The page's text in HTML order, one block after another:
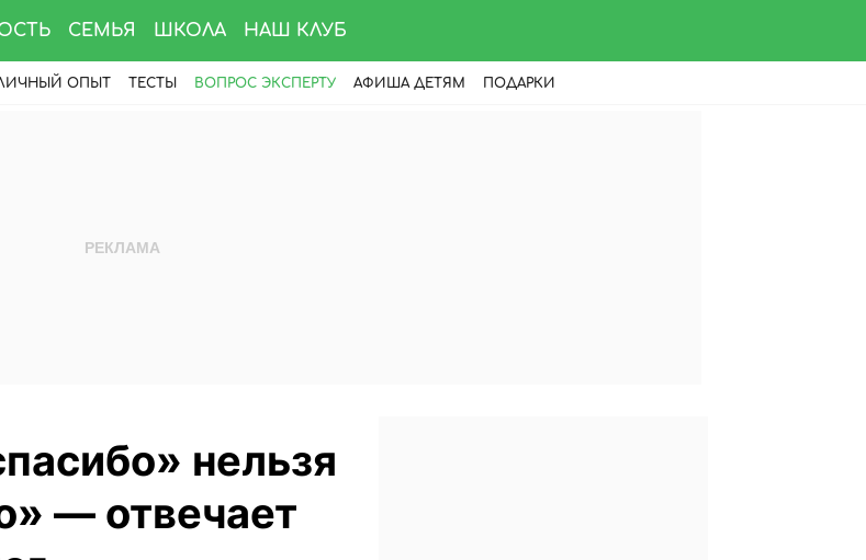
СЕМЬЯ ШКОЛА НАШ КЛУБ
ОПЫТ ТЕСТЫ ВОПРОС ЭКСПЕРТУ АФИША ДЕТЯМ ПОДАРКИ
нельзя
— отвечает